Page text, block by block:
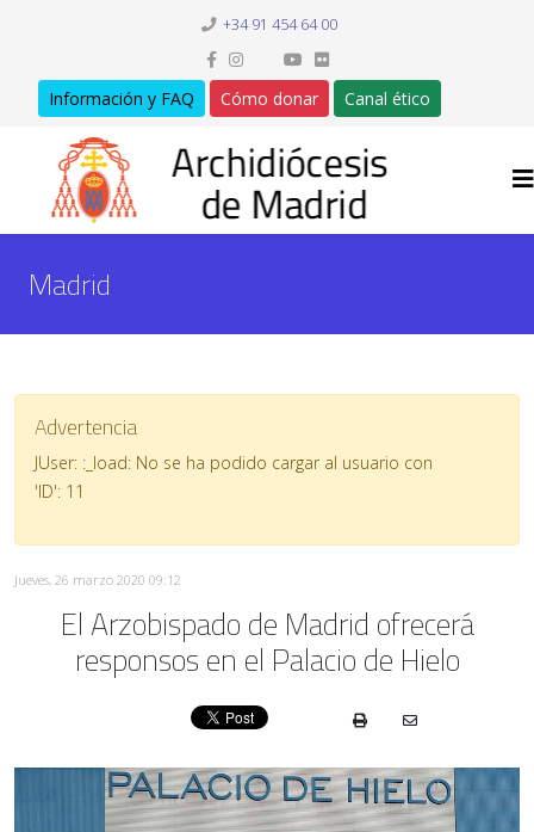
+34 91 454 64 00
Información y FAQ Cómo donar Canal ético
Madrid
Advertencia
JUser: :_load: No se ha podido cargar al usuario con
'ID': 11
Jueves, 26 marzo 2020 09:12
El Arzobispado de Madrid ofrecerá
responsos en el Palacio de Hielo